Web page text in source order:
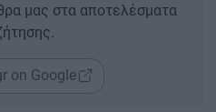
μας στα αποτελέσματα
on Google